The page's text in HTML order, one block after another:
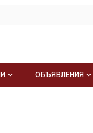
vbakalee.ru
ОБЪЯВЛЕНИЯ